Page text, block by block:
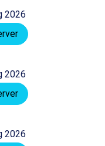
2026
2026
2026